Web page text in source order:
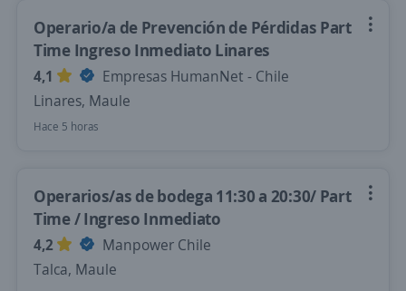
Operario/a de Prevención de Pérdidas Part
Time Ingreso Inmediato Linares
4,1
Empresas HumanNet - Chile
Linares, Maule
Hace 5 horas
Operarios/as de bodega 11:30 a 20:30/ Part
Time / Ingreso Inmediato
4,2
Manpower Chile
Talca, Maule